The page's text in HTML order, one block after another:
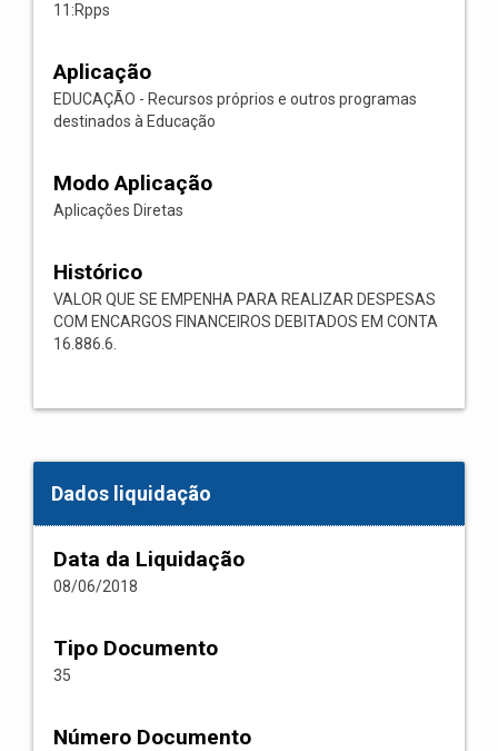
11:Rpps
Aplicação
EDUCAÇÃO - Recursos próprios e outros programas
destinados à Educação
Modo Aplicação
Aplicações Diretas
Histórico
VALOR QUE SE EMPENHA PARA REALIZAR DESPESAS
COM ENCARGOS FINANCEIROS DEBITADOS EM CONTA
16.886.6.
Dados liquidação
Data da Liquidação
08/06/2018
Tipo Documento
35
Número Documento